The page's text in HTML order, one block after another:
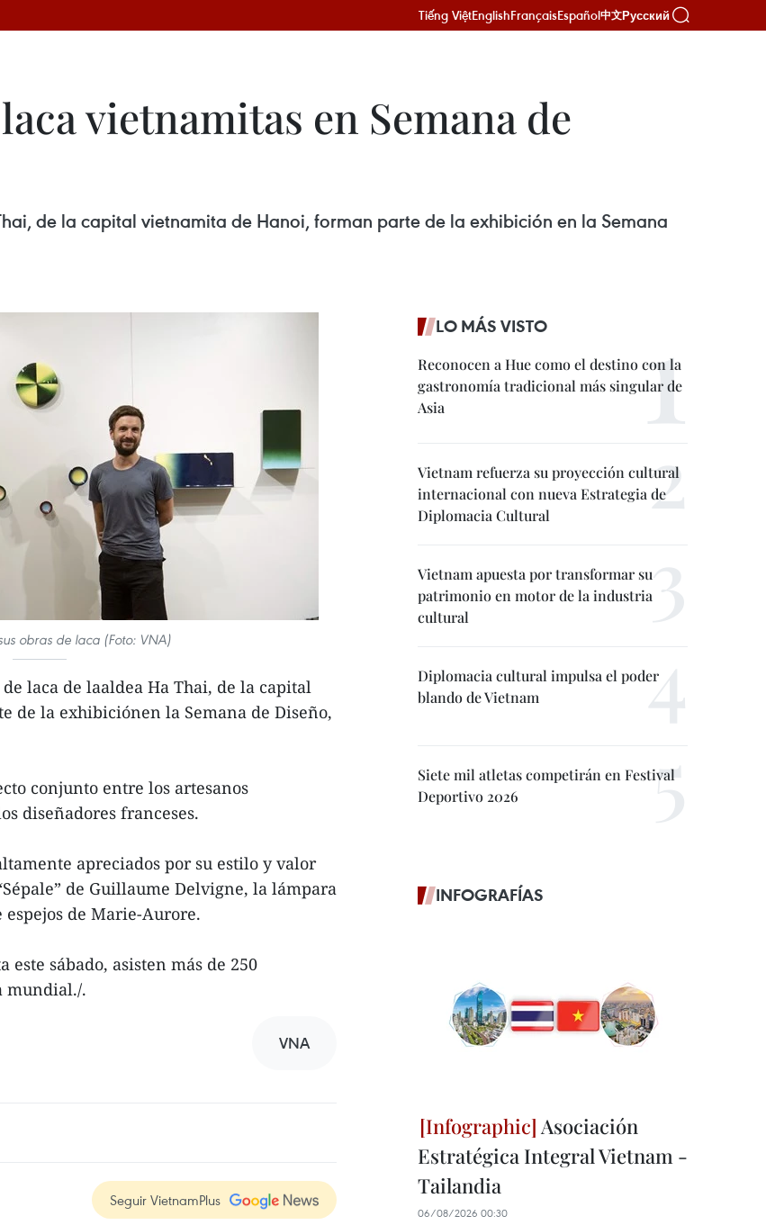
Tiếng ViệtEnglishFrançaisEspañol中文Русский
vietnamitas en Semana de
de la capital vietnamita de Hanoi, forman parte de la exhibición en la Semana
obras de laca (Foto: VNA)
laca de laaldea Ha Thai, de la capital
de la exhibiciónen la Semana de Diseño,
conjunto entre los artesanos
diseñadores franceses.
apreciados por su estilo y valor
de Guillaume Delvigne, la lámpara
de Marie-Aurore.
sábado, asisten más de 250
mundial./.
VNA
Seguir VietnamPlus
LO MÁS VISTO
Reconocen a Hue como el destino con la
gastronomía tradicional más singular de
Asia
Vietnam refuerza su proyección cultural
internacional con nueva Estrategia de
Diplomacia Cultural
Vietnam apuesta por transformar su
patrimonio en motor de la industria
cultural
Diplomacia cultural impulsa el poder
blando de Vietnam
Siete mil atletas competirán en Festival
Deportivo 2026
INFOGRAFÍAS
Asociación
Estratégica Integral Vietnam -
Tailandia
06/08/2026 00:30